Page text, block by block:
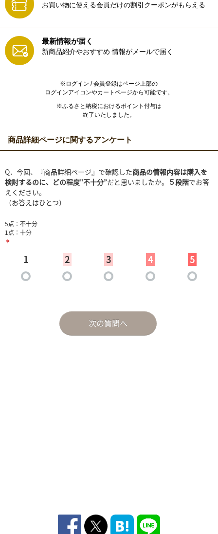
お買い物に使える会員だけの割引クーポンがもらえる
最新情報が届く
新商品紹介やおすすめ 情報がメールで届く
※ログイン / 会員登録はページ上部の
ログインアイコンやカートページから可能です。
※ふるさと納税におけるポイント付与は
終了いたしました。
商品詳細ページに関するアンケート